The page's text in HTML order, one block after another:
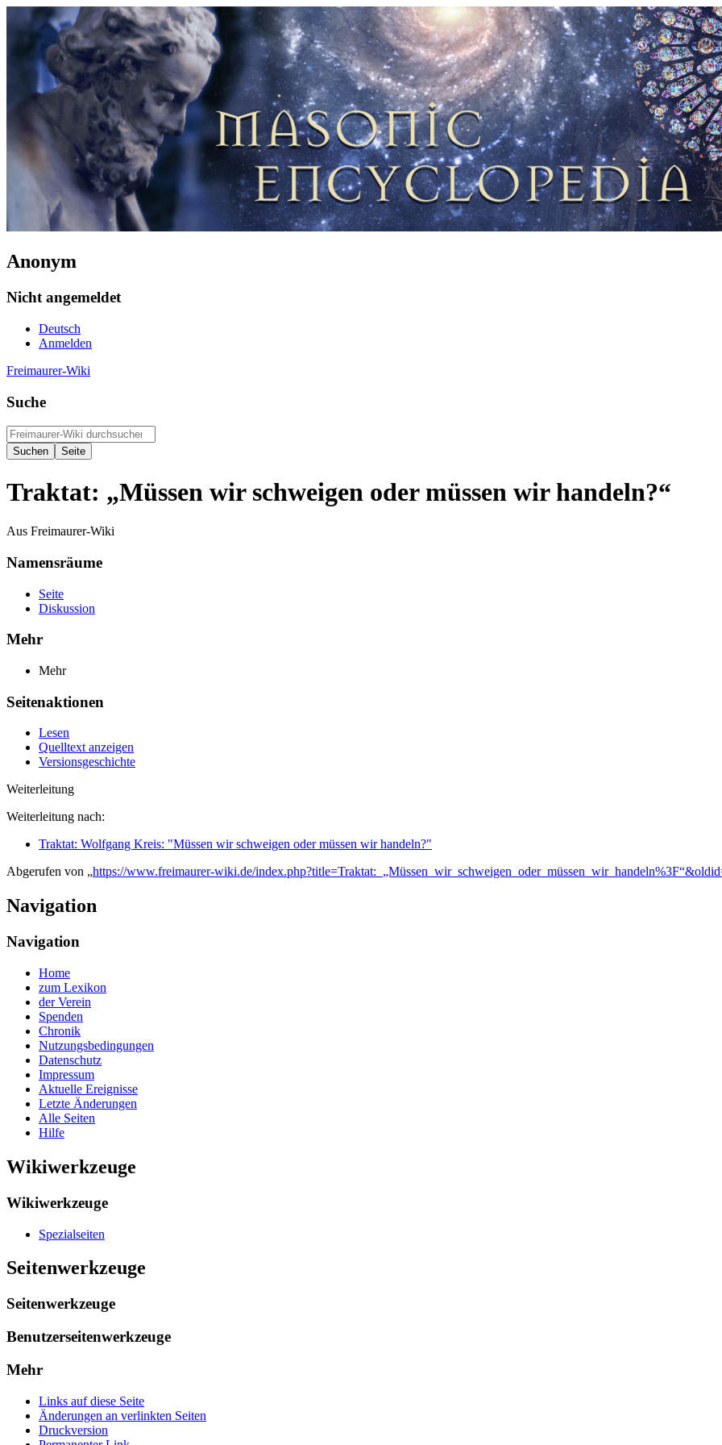
Anonym
Nicht angemeldet
Deutsch
Anmelden
Freimaurer-Wiki
Suche
Traktat: „Müssen wir schweigen oder müssen wir handeln?“
Aus Freimaurer-Wiki
Namensräume
Seite
Diskussion
Mehr
Mehr
Seitenaktionen
Lesen
Quelltext anzeigen
Versionsgeschichte
Weiterleitung
Weiterleitung nach:
Traktat: Wolfgang Kreis: "Müssen wir schweigen oder müssen wir handeln?"
Abgerufen von „https://www.freimaurer-wiki.de/
Navigation
Navigation
Home
zum Lexikon
der Verein
Spenden
Chronik
Nutzungsbedingungen
Datenschutz
Impressum
Aktuelle Ereignisse
Letzte Änderungen
Alle Seiten
Hilfe
Wikiwerkzeuge
Wikiwerkzeuge
Spezialseiten
Seitenwerkzeuge
Seitenwerkzeuge
Benutzerseitenwerkzeuge
Mehr
Links auf diese Seite
Änderungen an verlinkten Seiten
Druckversion